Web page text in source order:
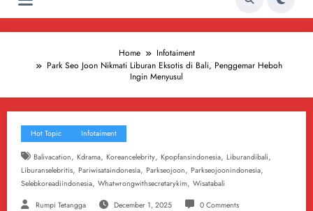
Home
Infotaiment
Park Seo Joon Nikmati Liburan Eksotis di Bali, Penggemar Heboh
Ingin Menyusul
Hot Topic Infotaiment
Balivacation, Kdrama, Koreancelebrity, Kpopfansindonesia, Liburandibali,
Liburanselebritis, Pariwisataindonesia, Parkseojoon, Parkseojoonindonesia,
Selebkoreadiindonesia, Whatwrongwithsecretarykim, Wisatabali
Rumpi Tetangga December 1, 2025 0 Comments